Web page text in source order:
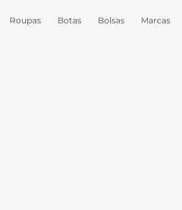
Roupas Botas Bolsas Marcas